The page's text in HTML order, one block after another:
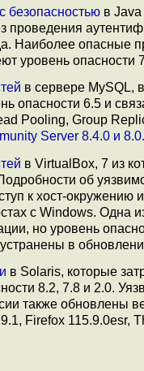
безопасностью в
проведения
Наиболее опасные
уровень опасности
в сервере MySQL,
опасности 6.5 и
Pooling, Group
Server 8.4.0 и
в VirtualBox, 7 из
об
к хост-окружению
с Windows. Одна
но уровень
в
в Solaris, которые
8.2, 7.8 и 2.0.
также обновлены
Firefox 115.9.0esr,